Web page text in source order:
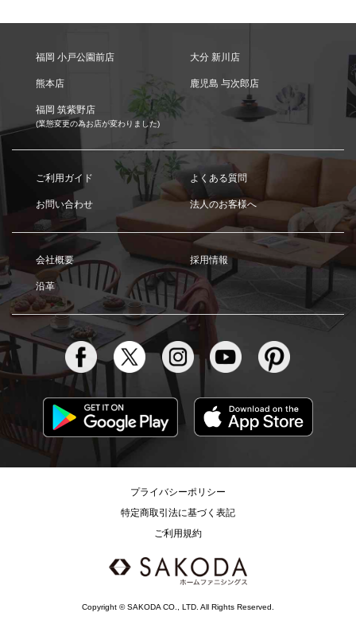
福岡 小戸公園前店 大分 新川店
熊本店 鹿児島 与次郎店
福岡 筑紫野店
(業態変更の為お店が変わりました)
ご利用ガイド よくある質問
お問い合わせ 法人のお客様へ
会社概要 採用情報
沿革
プライバシーポリシー
特定商取引法に基づく表記
ご利用規約
Copyright © SAKODA CO., LTD. All Rights Reserved.